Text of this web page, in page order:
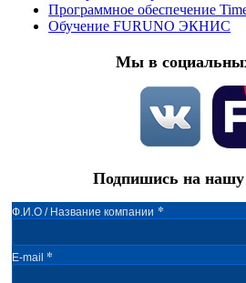
Программное обеспечение
Обучение FURUNO ЭКНИС
Мы в
Подпишись на нашу
Ф.И.О / Название компании *
E-mail *